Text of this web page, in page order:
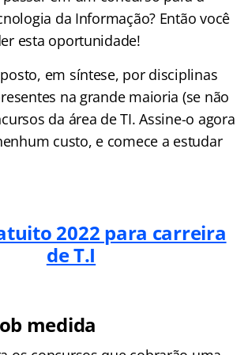
da Informação? Então você
esta oportunidade!
em síntese, por disciplinas
na grande maioria (se não
da área de TI. Assine-o agora
custo, e comece a estudar
2022 para carreira
de T.I
medida